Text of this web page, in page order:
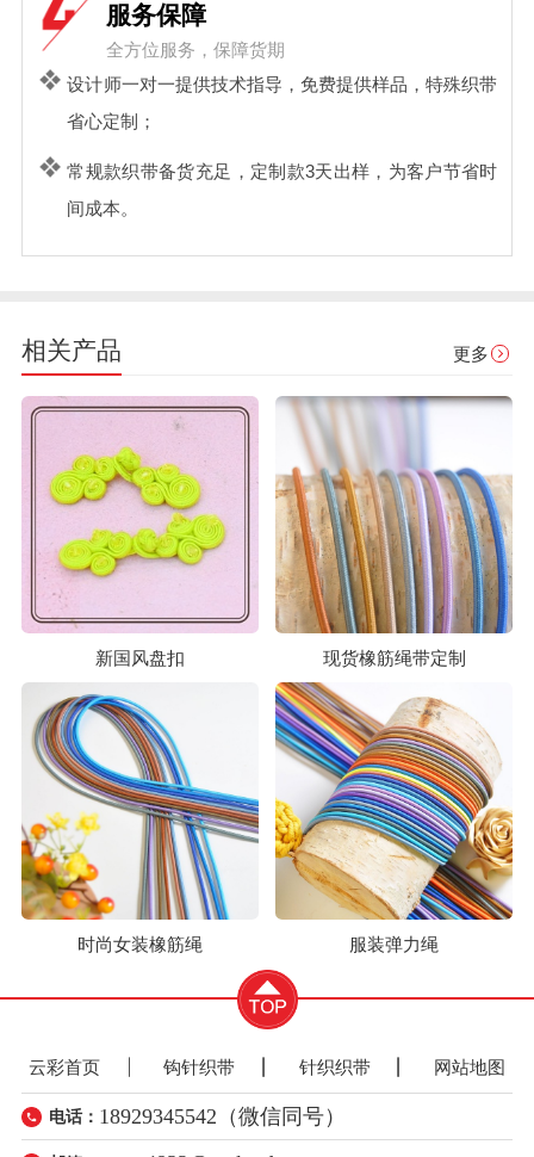
服务保障
全方位服务，保障货期
设计师一对一提供技术指导，免费提供样品，特殊织带
省心定制；
常规款织带备货充足，定制款3天出样，为客户节省时
间成本。
相关产品 更多
新国风盘扣 现货橡筋绳带定制
时尚女装橡筋绳 服装弹力绳
云彩首页 钩针织带 针织织带 网站地图
电话： 18929345542（微信同号）